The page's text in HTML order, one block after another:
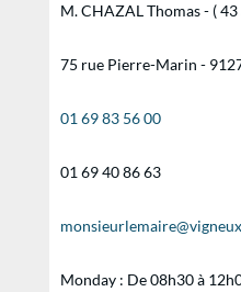
M. CHAZAL Thomas - ( 43
75 rue Pierre-Marin -
01 69 83 56 00
01 69 40 86 63
Monday : De 08h30 à